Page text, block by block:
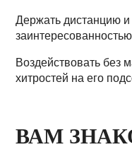
Держать дистанцию и
Воздействовать без
хитростей на его
ВАМ